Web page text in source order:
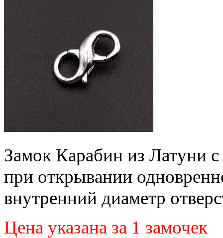
Замок Карабин из Латуни
при открывании
внутренний диаметр
Цена указана за 1 замочек